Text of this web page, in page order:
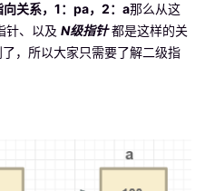
关系，1：pa，2：a那么从这
针、以及 N级指针都是这样的关
，所以大家只需要了解二级指